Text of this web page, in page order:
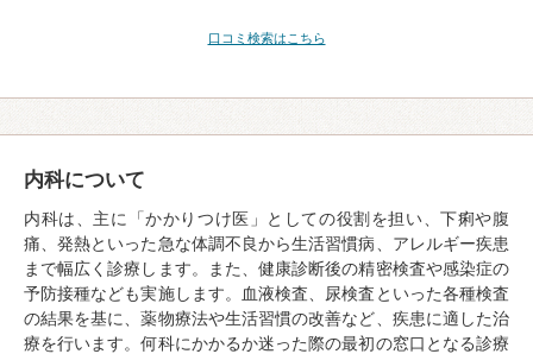
口コミ検索はこちら
内科について
内科は、主に「かかりつけ医」としての役割を担い、下痢や腹
痛、発熱といった急な体調不良から生活習慣病、アレルギー疾患
まで幅広く診療します。また、健康診断後の精密検査や感染症の
予防接種なども実施します。血液検査、尿検査といった各種検査
の結果を基に、薬物療法や生活習慣の改善など、疾患に適した治
療を行います。何科にかかるか迷った際の最初の窓口となる診療